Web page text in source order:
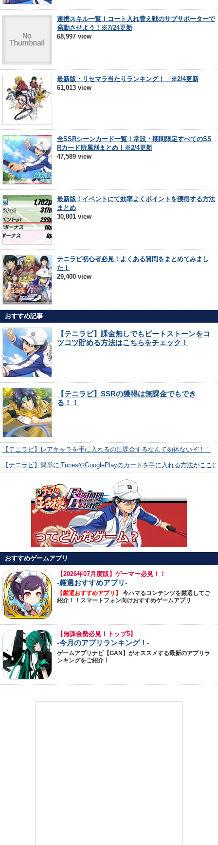
連携スキル一覧！コート入れ替え戦のサブサポーターで
発動させよう！※7/24更新
68,997 view
最新版・リセマラ当たりランキング！ ※2/4更新
61,013 view
全SSRシーンカード一覧！常設・期間限定すべてのSS
Rカード所属別まとめ！※2/4更新
47,589 view
最新版！イベントにて効率よくポイントを獲得する方法
まとめ
30,801 view
テニラビ初心者必見！よくある質問をまとめてみまし
た！
29,400 view
おすすめ記事
【テニラビ】課金無しでもビートストーンをコ
ツコツ貯める方法はこちらをチェック！
【テニラビ】SSRの獲得は無課金でもでき
る！！
【テニラビ】レアキャラを手に入れるのに課金するなんて勿体ないぞ！！
【テニラビ】簡単にiTunesやGooglePlayのカードを手に入れる方法がここ
おすすめゲームアプリ
【2026年07月度版】ゲーマー必見！！
-厳選おすすめアプリ-
【厳選おすすめアプリ】
今ハマるコンテンツを厳選してご
紹介！！スマートフォン向けおすすめゲームアプリ
【無課金勢必見！トップ5】
-今月のアプリランキング！-
ゲームアプリナビ【GAN】がオススメする最新のアプリラ
ンキングをご紹介！